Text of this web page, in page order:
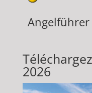
Angelführer
2026